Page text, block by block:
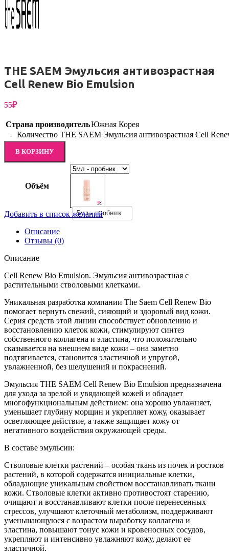
THE SAEM Эмульсия антивозрастная
Cell Renew Bio Emulsion
55₽
Страна производительЮжная Корея
Количество THE SAEM Эмульсия антивозрастная Cell
В КОРЗИНУ
Объём
5мл - пробник
Добавить в список желаний
Описание
Отзывы (0)
Описание
Cell Renew Bio Emulsion. Эмульсия антивозрастная с
растительными стволовыми клетками.
Уникальная разработка компании The Saem Cell Renew Bio
помогает вернуть свежий, сияющий и здоровый вид кожи.
Серия средств этой линии способствует обновлению и
восстановлению клеток кожи, стимулируют синтез
собственного коллагена и эластина, что положительно
сказывается на внешнем виде кожи – она заметно
подтягивается, становится эластичной и упругой,
увлажненной, без шелушений и покраснений.
Эмульсия THE SAEM Cell Renew Bio Emulsion предназначена
для ухода за зрелой и увядающей кожей и обладает
многофункциональным действием: она хорошо увлажняет,
уменьшает глубину морщин и укрепляет кожу, оказывает
осветляющее действие, а также защищает кожу от
негативного воздействия окружающей среды.
В составе эмульсии:
Стволовые клетки растений – особая ткань из почек и ростков
растений, в которой содержатся инициальные клетки,
обладающие уникальным свойством восстанавливать ткани
кожи. Стволовые клетки активно противостоят старению,
очищают и восстанавливают клетки после перенесенных
стрессов, улучшают клеточный метаболизм, поддерживают
уменьшающуюся с возрастом выработку коллагена и
эластина, повышают тонус кожи и кровеносных сосудов,
укрепляют и интенсивно увлажняют кожу, делают ее
эластичной.